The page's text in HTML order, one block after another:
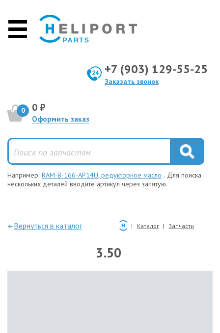
+7 (903) 129-55-25
Заказать звонок
0 0 ₽
Оформить заказ
Например: RAM-B-166-AP14U, редукторное масло . Для поиска
нескольких деталей вводите артикул через запятую.
—Вернуться в каталог Каталог Запчасти
3.50